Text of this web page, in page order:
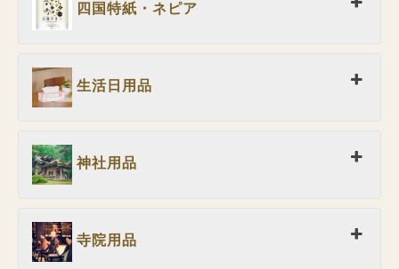
四国特紙・ネピア
生活日用品
神社用品
寺院用品